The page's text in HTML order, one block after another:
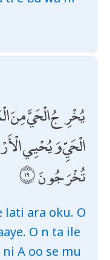
يُخْرِجُ الْحَيَّ مِنَ
الْحَيِّ وَيُحْيِي
تُخْرَجُونَ
lati ara oku. O
O n ta ile
A oo se mu